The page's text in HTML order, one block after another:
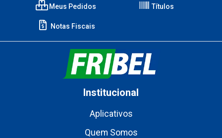
Meus Pedidos Títulos
Notas Fiscais
Institucional
Aplicativos
Quem Somos